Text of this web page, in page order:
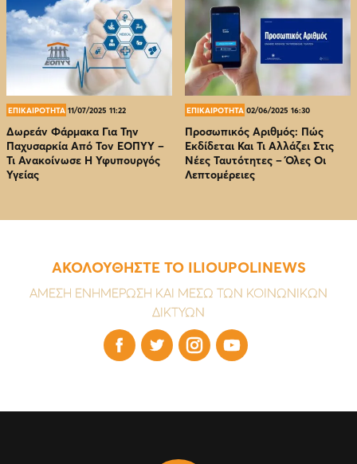
ΕΠΙΚΑΙΡΟΤΗΤΑ 11/07/2025 11:22
Δωρεάν Φάρμακα Για Την
Παχυσαρκία Από Τον EOΠΥΥ –
Τι Ανακοίνωσε Η Υφυπουργός
Υγείας
ΕΠΙΚΑΙΡΟΤΗΤΑ 02/06/2025 16:30
Προσωπικός Αριθμός: Πώς
Εκδίδεται Και Τι Αλλάζει Στις
Νέες Ταυτότητες – Όλες Οι
Λεπτομέρειες
ΑΚΟΛΟΥΘΗΣΤΕ ΤΟ ILIOUPOLINEWS
ΑΜΕΣΗ ΕΝΗΜΕΡΩΣΗ ΚΑΙ ΜΕΣΩ ΤΩΝ ΚΟΙΝΩΝΙΚΩΝ
ΔΙΚΤΥΩΝ
   